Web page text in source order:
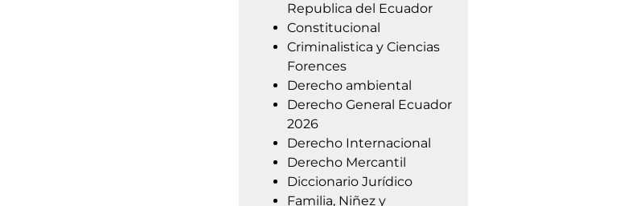
Republica del Ecuador
Constitucional
Criminalistica y Ciencias
Forences
Derecho ambiental
Derecho General Ecuador
2026
Derecho Internacional
Derecho Mercantil
Diccionario Jurídico
Familia, Niñez y